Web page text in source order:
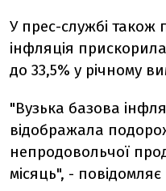
У прес-службі
інфляція
до 33,5% у річному
"Вузька базова
відображала
непродовольчої
місяць", -